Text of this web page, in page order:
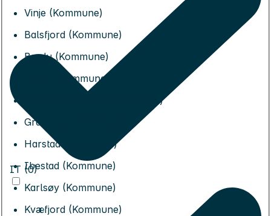
Vinje (Kommune)
Balsfjord (Kommune)
Bardu (Kommune)
Dyrøy (Kommune)
Gáivuotna Kåfjord (Kommune)
Gratangen (Kommune)
Harstad (Kommune)
Ibestad (Kommune)
Karlsøy (Kommune)
Kvæfjord (Kommune)
IT (0)